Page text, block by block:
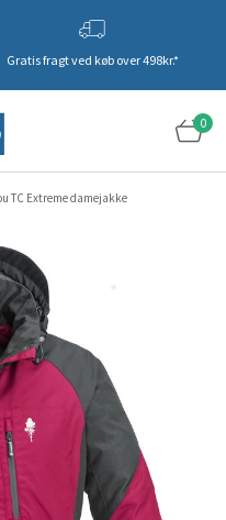
Gratis fragt ved køb over 498kr.*
0
TC Extreme damejakke